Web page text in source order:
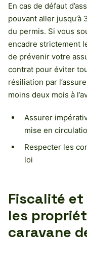
En cas de défaut
pouvant aller
du permis. Si vous
encadre strictement
de prévenir votre
contrat pour éviter
résiliation par
moins deux mois à
Assurer
mise en
Respecter les
loi
Fiscalité
les
caravane